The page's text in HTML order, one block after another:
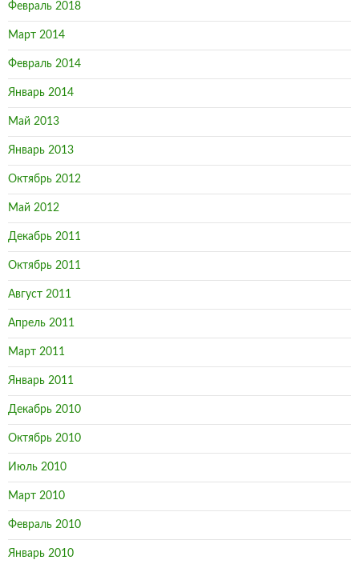
Февраль 2018
Март 2014
Февраль 2014
Январь 2014
Май 2013
Январь 2013
Октябрь 2012
Май 2012
Декабрь 2011
Октябрь 2011
Август 2011
Апрель 2011
Март 2011
Январь 2011
Декабрь 2010
Октябрь 2010
Июль 2010
Март 2010
Февраль 2010
Январь 2010